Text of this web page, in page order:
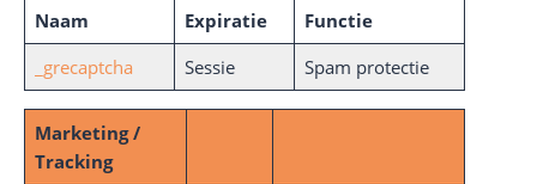
Naam
Expiratie
Functie
_grecaptcha
Sessie Spam protectie
Marketing /
Tracking